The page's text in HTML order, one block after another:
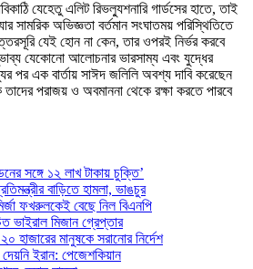
যেহেতু এলিট রিভল্যুশনারি গার্ডসের হাতে, তাই
সামরিক অভিজ্ঞতা বর্তমান সংঘাতময় পরিস্থিতিতে
যেই হোন না কেন, তার ওপরই নির্ভর করবে
যেকোনো আলোচনার ভারসাম্য এবং যুদ্ধের
পর এক বার্তায় সাঈদ জলিলি অবশ্য দাবি করেছেন
পরাজয় ও অবমাননা থেকে রক্ষা করতে পারবে
সঙ্গে ১২ লাখ টাকায় চুক্তি’
বাড়িতে হামলা, ভাঙচুর
মির্জা ফখরুলকেই বেছে নিল বিএনপি
মিজান গ্রেপ্তার
হাজারের মানুষকে সরানোর নির্দেশ
ইরান: পেজেশকিয়ান